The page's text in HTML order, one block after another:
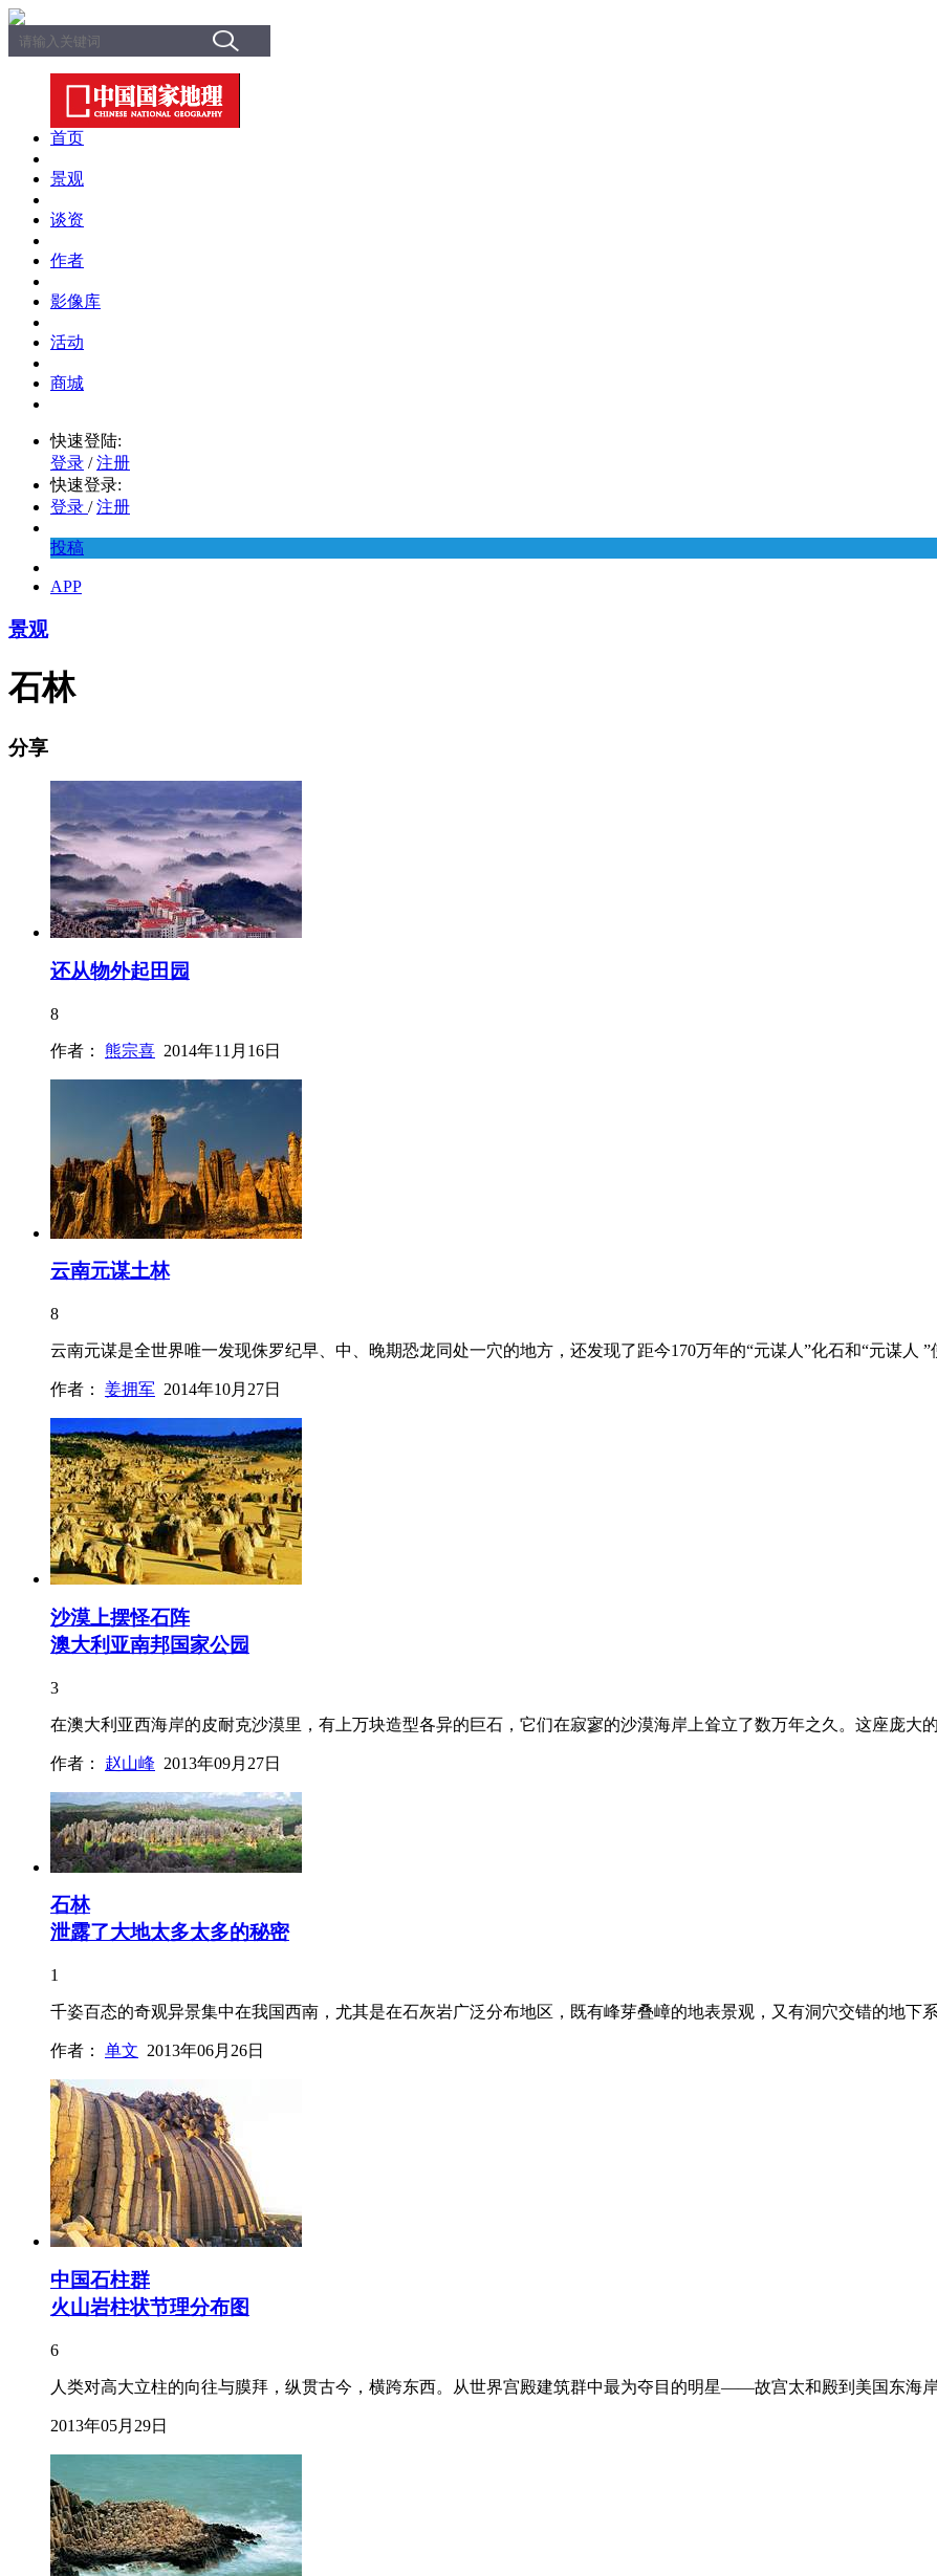
首页
景观
谈资
作者
影像库
活动
商城
快速登陆:
登录 / 注册
快速登录:
登录 / 注册
投稿
APP
景观
石林
分享
还从物外起田园
8
作者： 熊宗喜 2014年11月16日
云南元谋土林
8
云南元谋是全世界唯一发现侏罗纪早、中、晚期恐龙同处一穴的地方，还发现了距今170万年的“元谋人”化石和“元谋
作者： 姜拥军 2014年10月27日
沙漠上摆怪石阵
澳大利亚南邦国家公园
3
在澳大利亚西海岸的皮耐克沙漠里，有上万块造型各异的巨石，它们在寂寥的沙漠海岸上耸立了数万年之久。这座庞
作者： 赵山峰 2013年09月27日
石林
泄露了大地太多太多的秘密
1
千姿百态的奇观异景集中在我国西南，尤其是在石灰岩广泛分布地区，既有峰芽叠嶂的地表景观，又有洞穴交错的地
作者： 单文 2013年06月26日
中国石柱群
火山岩柱状节理分布图
6
人类对高大立柱的向往与膜拜，纵贯古今，横跨东西。从世界宫殿建筑群中最为夺目的明星——故宫太和殿到美国东
2013年05月29日